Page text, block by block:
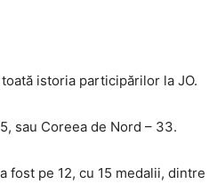
istoria participărilor la JO.
sau Coreea de Nord – 33.
fost pe 12, cu 15 medalii, dintre